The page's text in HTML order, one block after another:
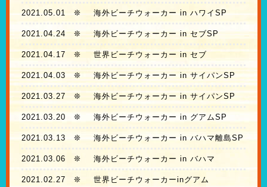
2021.05.01❊ 海外ビーチウォーカー in ハワイSP
2021.04.24 ❊ 海外ビーチウォーカー in セブSP
2021.04.17 ❊ 世界ビーチウォーカー in セブ
2021.04.03❊ 海外ビーチウォーカー in サイパンSP
2021.03.27 ❊ 海外ビーチウォーカー in サイパンSP
2021.03.20 ❊ 海外ビーチウォーカー in グアムSP
2021.03.13 ❊ 海外ビーチウォーカー in バハマ離島SP
2021.03.06 ❊ 海外ビーチウォーカー in バハマ
2021.02.27 ❊ 世界ビーチウォーカーinグアム